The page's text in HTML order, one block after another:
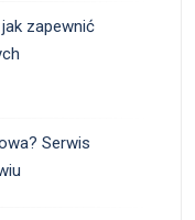
zapewnić
Serwis